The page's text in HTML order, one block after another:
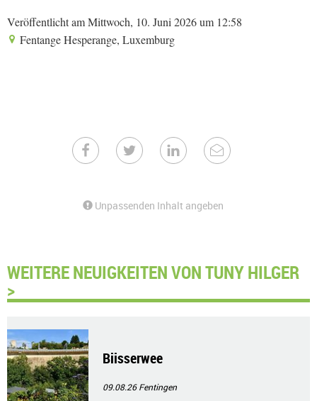
Veröffentlicht am Mittwoch, 10. Juni 2026 um 12:58
Fentange Hesperange, Luxemburg
Unpassenden Inhalt angeben
WEITERE NEUIGKEITEN VON TUNY HILGER
>
Biisserwee
09.08.26Fentingen